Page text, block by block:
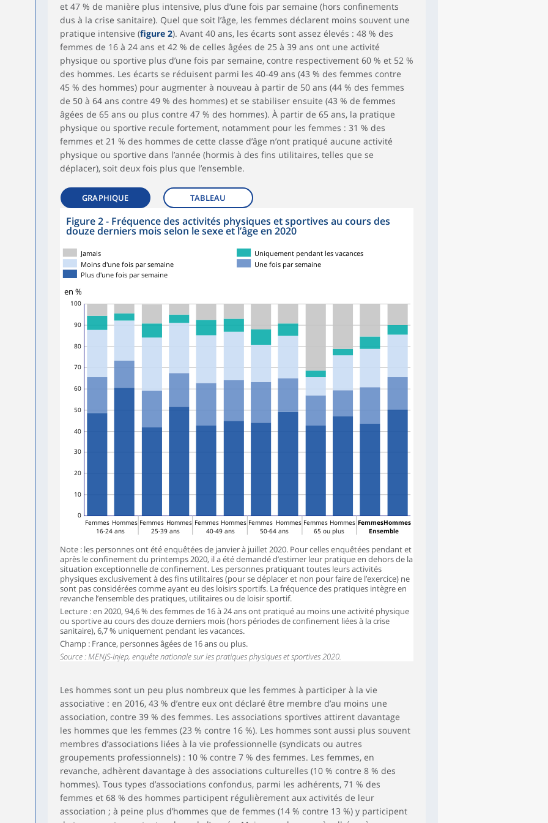
et 47 % de manière plus intensive, plus d’une fois par semaine (hors confinements
dus à la crise sanitaire). Quel que soit l’âge, les femmes déclarent moins souvent une
pratique intensive (figure 2). Avant 40 ans, les écarts sont assez élevés : 48 % des
femmes de 16 à 24 ans et 42 % de celles âgées de 25 à 39 ans ont une activité
physique ou sportive plus d’une fois par semaine, contre respectivement 60 % et 52 %
des hommes. Les écarts se réduisent parmi les 40‑49 ans (43 % des femmes contre
45 % des hommes) pour augmenter à nouveau à partir de 50 ans (44 % des femmes
de 50 à 64 ans contre 49 % des hommes) et se stabiliser ensuite (43 % de femmes
âgées de 65 ans ou plus contre 47 % des hommes). À partir de 65 ans, la pratique
physique ou sportive recule fortement, notamment pour les femmes : 31 % des
femmes et 21 % des hommes de cette classe d’âge n’ont pratiqué aucune activité
physique ou sportive dans l’année (hormis à des fins utilitaires, telles que se
déplacer), soit deux fois plus que l’ensemble.
GRAPHIQUE TABLEAU
Figure 2 - Fréquence des activités physiques et sportives au cours des
douze derniers mois selon le sexe et l’âge en 2020
0
10
20
30
40
50
60
70
80
90
100
en %
Femmes Hommes Femmes Hommes Femmes Hommes Femmes Hommes Femmes Hommes FemmesHommes
Plus d'une fois par semaine
Une fois par semaine
Moins d'une fois par semaine
Uniquement pendant les vacances
Jamais
16-24 ans 25-39 ans 40-49 ans 50-64 ans 65 ou plus Ensemble
Note : les personnes ont été enquêtées de janvier à juillet 2020. Pour celles enquêtées pendant et
après le confinement du printemps 2020, il a été demandé d’estimer leur pratique en dehors de la
situation exceptionnelle de confinement. Les personnes pratiquant toutes leurs activités
physiques exclusivement à des fins utilitaires (pour se déplacer et non pour faire de l’exercice) ne
sont pas considérées comme ayant eu des loisirs sportifs. La fréquence des pratiques intègre en
revanche l’ensemble des pratiques, utilitaires ou de loisir sportif.
Lecture : en 2020, 94,6 % des femmes de 16 à 24 ans ont pratiqué au moins une activité physique
ou sportive au cours des douze derniers mois (hors périodes de confinement liées à la crise
sanitaire), 6,7 % uniquement pendant les vacances.
Champ : France, personnes âgées de 16 ans ou plus.
Source : MENJS-Injep, enquête nationale sur les pratiques physiques et sportives 2020.
Les hommes sont un peu plus nombreux que les femmes à participer à la vie
associative : en 2016, 43 % d’entre eux ont déclaré être membre d’au moins une
association, contre 39 % des femmes. Les associations sportives attirent davantage
les hommes que les femmes (23 % contre 16 %). Les hommes sont aussi plus souvent
membres d’associations liées à la vie professionnelle (syndicats ou autres
groupements professionnels) : 10 % contre 7 % des femmes. Les femmes, en
revanche, adhèrent davantage à des associations culturelles (10 % contre 8 % des
hommes). Tous types d’associations confondus, parmi les adhérents, 71 % des
femmes et 68 % des hommes participent régulièrement aux activités de leur
association ; à peine plus d’hommes que de femmes (14 % contre 13 %) y participent